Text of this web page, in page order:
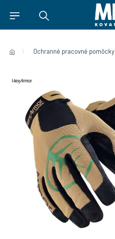
Ochranné pracovné pomôcky